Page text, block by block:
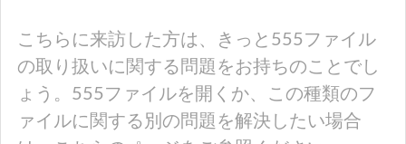
こちらに来訪した方は、きっと555ファイル
の取り扱いに関する問題をお持ちのことでし
ょう。555ファイルを開くか、この種類のフ
ァイルに関する別の問題を解決したい場合